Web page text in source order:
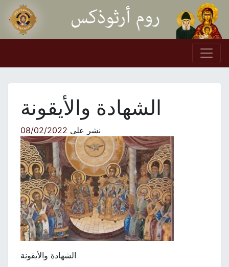
Skip to content
Main Navigation
الشهادة والأيقونة
نشر على08/02/2022
الشهادة والأيقونة